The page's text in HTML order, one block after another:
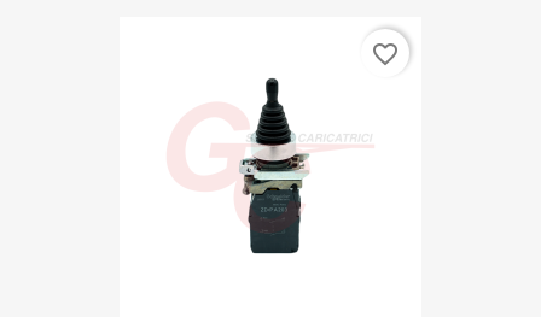
favorite_border